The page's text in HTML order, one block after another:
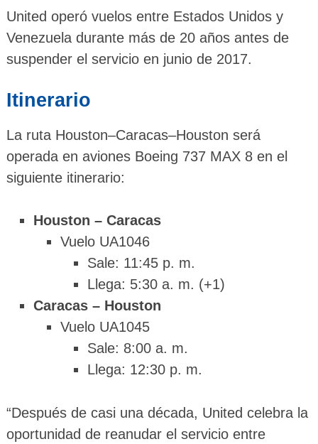
United operó vuelos entre Estados Unidos y
Venezuela durante más de 20 años antes de
suspender el servicio en junio de 2017.
Itinerario
La ruta Houston–Caracas–Houston será
operada en aviones Boeing 737 MAX 8 en el
siguiente itinerario:
Houston – Caracas
Vuelo UA1046
Sale: 11:45 p. m.
Llega: 5:30 a. m. (+1)
Caracas – Houston
Vuelo UA1045
Sale: 8:00 a. m.
Llega: 12:30 p. m.
“Después de casi una década, United celebra la
oportunidad de reanudar el servicio entre